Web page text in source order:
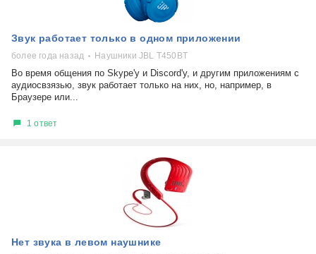
Звук работает только в одном приложении
более года назад Наушники JBL T450BT
Во время общения по Skype'у и Discord'у, и другим приложениям с
аудиосвзязью, звук работает только на них, но, например, в
Браузере или...
1 ответ
Нет звука в левом наушнике